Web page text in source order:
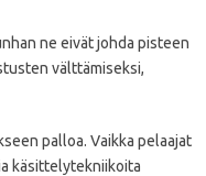
ne eivät johda pisteen
välttämiseksi,
palloa. Vaikka pelaajat
käsittelytekniikoita